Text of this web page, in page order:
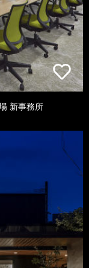
新事務所